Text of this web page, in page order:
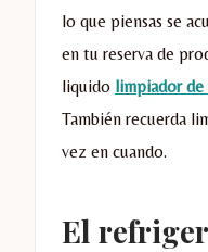
lo que piensas se
en tu reserva de
liquido limpiador de
También recuerda
vez en cuando.
El